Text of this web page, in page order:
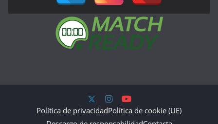
Política de privacidadPolítica de cookie (UE)